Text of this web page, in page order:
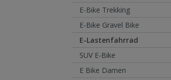
E-Bike Trekking
E-Bike Gravel Bike
E-Lastenfahrrad
SUV E-Bike
E Bike Damen